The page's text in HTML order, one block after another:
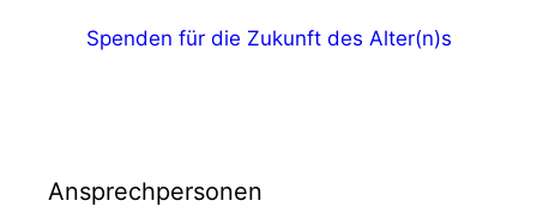
Spenden für die Zukunft des Alter(n)s
Ansprechpersonen